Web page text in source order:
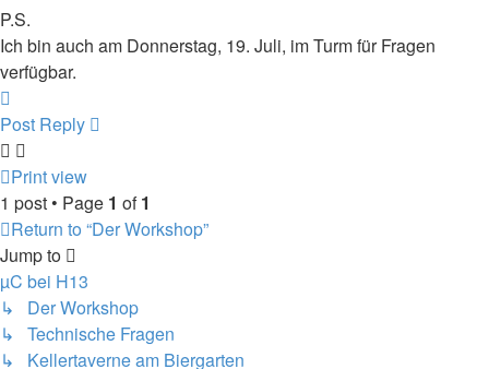
P.S.
Ich bin auch am Donnerstag, 19. Juli, im Turm für Fragen
verfügbar.
Post Reply
Print view
1 post • Page 1 of1
Return to “Der Workshop”
Jump to
µC bei H13
↳ Der Workshop
↳ Technische Fragen
↳ Kellertaverne am Biergarten